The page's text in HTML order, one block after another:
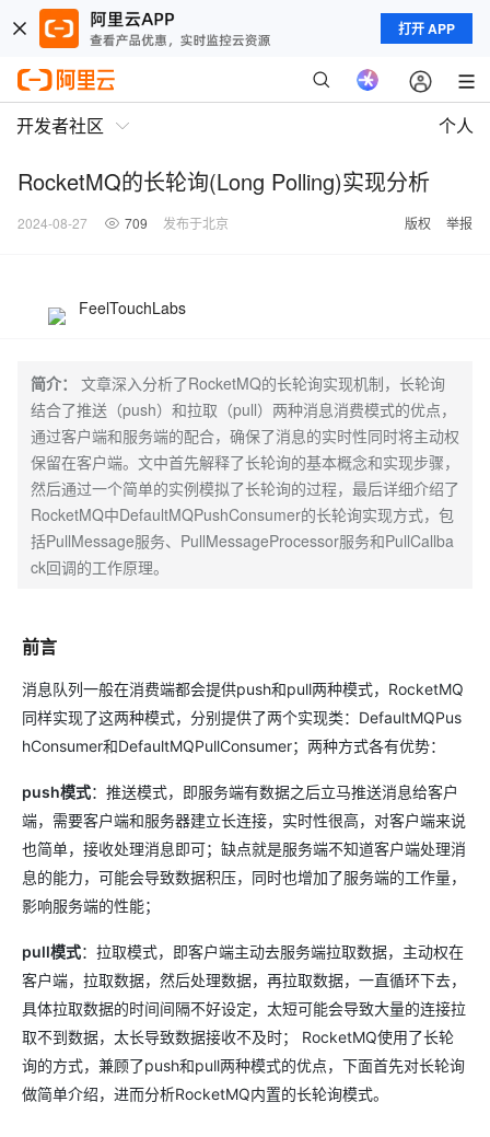
打开 APP
开发者社区 个人
RocketMQ的长轮询(Long Polling)实现分析
2024-08-27 709 发布于北京 版权 举报
FeelTouchLabs
简介：
文章深入分析了RocketMQ的长轮询实现机制，长轮询
结合了推送（push）和拉取（pull）两种消息消费模式的优点，
通过客户端和服务端的配合，确保了消息的实时性同时将主动权
保留在客户端。文中首先解释了长轮询的基本概念和实现步骤，
然后通过一个简单的实例模拟了长轮询的过程，最后详细介绍了
RocketMQ中DefaultMQPushConsumer的长轮询实现方式，包
括PullMessage服务、PullMessageProcessor服务和PullCallba
ck回调的工作原理。
前言
消息队列一般在消费端都会提供push和pull两种模式，RocketMQ
同样实现了这两种模式，分别提供了两个实现类：DefaultMQPus
hConsumer和DefaultMQPullConsumer；两种方式各有优势：
push模式：推送模式，即服务端有数据之后立马推送消息给客户
端，需要客户端和服务器建立长连接，实时性很高，对客户端来说
也简单，接收处理消息即可；缺点就是服务端不知道客户端处理消
息的能力，可能会导致数据积压，同时也增加了服务端的工作量，
影响服务端的性能；
pull模式：拉取模式，即客户端主动去服务端拉取数据，主动权在
客户端，拉取数据，然后处理数据，再拉取数据，一直循环下去，
具体拉取数据的时间间隔不好设定，太短可能会导致大量的连接拉
取不到数据，太长导致数据接收不及时； RocketMQ使用了长轮
询的方式，兼顾了push和pull两种模式的优点，下面首先对长轮询
做简单介绍，进而分析RocketMQ内置的长轮询模式。